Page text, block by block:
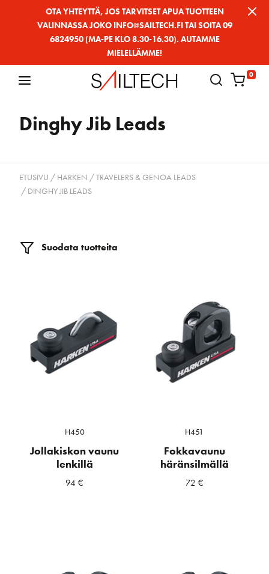
OTA YHTEYTTÄ, JOS TARVITSET APUA TUOTTEEN
VALINNASSA JOKO INFO@SAILTECH.FI TAI SOITA 09
6824950 (MA-PE KLO 8.30-16.30). AUTAMME
MIELELLÄMME!
0
Dinghy Jib Leads
ETUSIVU / HARKEN /TRAVELERS & GENOA LEADS
/ DINGHY JIB LEADS
Suodata tuotteita
H450
Jollakiskon vaunu
lenkillä
94€
H451
Fokkavaunu
häränsilmällä
72 €